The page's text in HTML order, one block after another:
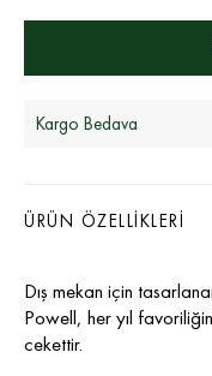
Kargo Bedava
ÜRÜN ÖZELLIKLERI
Dış mekan için
Powell, her yıl
cekettir.